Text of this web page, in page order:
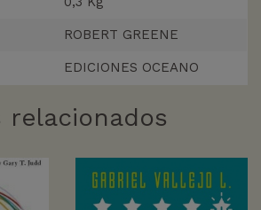
ROBERT GREENE
EDICIONES OCEANO
relacionados